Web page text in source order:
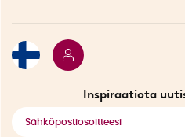
Inspiraatiota